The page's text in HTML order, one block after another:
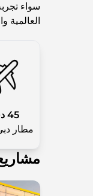
سواء
العالمية
45 دقائق
مطار